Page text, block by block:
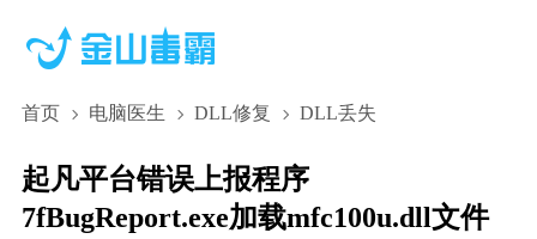
首页 电脑医生 DLL修复 DLL丢失
起凡平台错误上报程序
7fBugReport.exe加载mfc100u.dll文件